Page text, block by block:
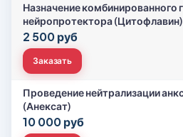
Назначение комбинированного
нейропротектора (Цитофлавин)
2 500 руб
Заказать
Проведение нейтрализации
(Анексат)
10 000 руб